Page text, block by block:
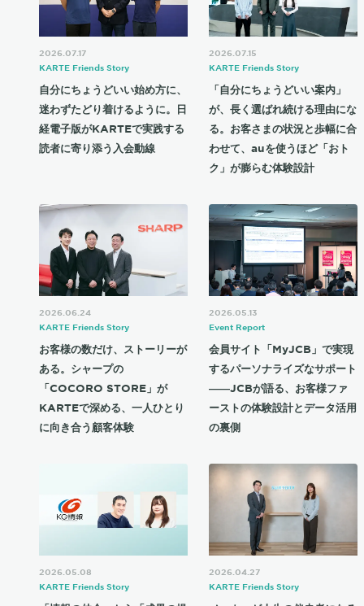
2026.07.17
KARTE Friends Story
自分にちょうどいい始め方に、
迷わずたどり着けるように。日
経電子版がKARTEで実践する
読者に寄り添う入会動線
2026.07.15
KARTE Friends Story
「自分にちょうどいい案内」
が、長く選ばれ続ける理由にな
る。お客さまの状況と歩幅に合
わせて、auを使うほど「おト
ク」が膨らむ体験設計
2026.06.24
KARTE Friends Story
お客様の数だけ、ストーリーが
ある。シャープの
「COCORO STORE」が
KARTEで深める、一人ひとり
に向き合う顧客体験
2026.05.13
Event Report
会員サイト「MyJCB」で実現
するパーソナライズなサポート
――JCBが語る、お客様ファ
ーストの体験設計とデータ活用
の裏側
2026.05.08
KARTE Friends Story
2026.04.27
KARTE Friends Story